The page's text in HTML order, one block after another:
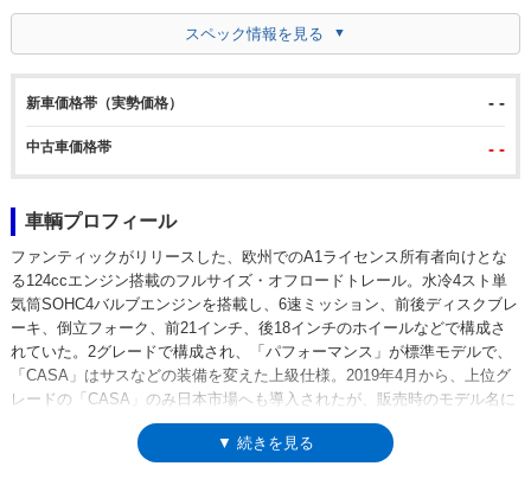
スペック情報を見る
新車価格帯（実勢価格） - -
中古車価格帯 - -
車輌プロフィール
ファンティックがリリースした、欧州でのA1ライセンス所有者向けとな
る124ccエンジン搭載のフルサイズ・オフロードトレール。水冷4スト単
気筒SOHC4バルブエンジンを搭載し、6速ミッション、前後ディスクブレ
ーキ、倒立フォーク、前21インチ、後18インチのホイールなどで構成さ
れていた。2グレードで構成され、「パフォーマンス」が標準モデルで、
「CASA」はサスなどの装備を変えた上級仕様。2019年4月から、上位グ
レードの「CASA」のみ日本市場へも導入されたが、販売時のモデル名に
CASAは付かず、単に「エンデューロ125」となっていた。また、2020年
モデルからは、「CASA」の名称が「コンペティション」に変更されると
▼ 続きを見る